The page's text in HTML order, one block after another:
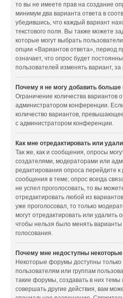
то вы не имеете прав на создание
минимум два варианта ответа в
убедившись, что каждый вариант
текстового поля. Вы также можете
которые могут выбрать
опции «Вариантов ответа», период
означает, что опрос будет
пользователей изменять вариант,
Почему я не могу добавить больше
Ограничение количества вариантов
администратором конференции.
количество вариантов,
с администратором конференции.
Как мне отредактировать или
Так же, как и сообщения, опросы
создателями, модераторами или
редактирования опроса перейдите
сообщения в теме; опрос всегда
не успел проголосовать, то вы
отредактировать любой из
уже проголосовал, то только
могут отредактировать или удалить
чтобы нельзя было менять варианты
голосования.
Почему мне недоступны
Некоторые форумы доступны
пользователям или группам
такие форумы, создавать в них темы
совершать другие действия, вам